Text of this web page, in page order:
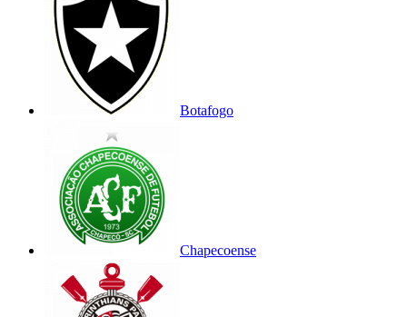
Botafogo
Chapecoense